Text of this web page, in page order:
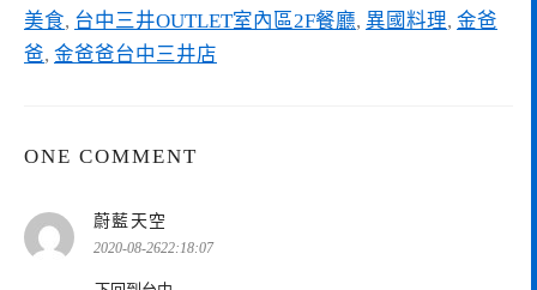
美食, 台中三井OUTLET室內區2F餐廳, 異國料理, 金爸
爸, 金爸爸台中三井店
ONE COMMENT
蔚藍天空
示:
2020-08-2622:18:07